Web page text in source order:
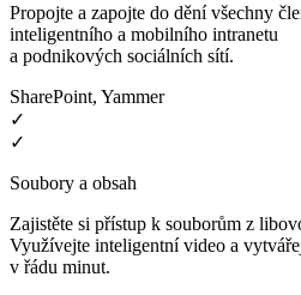
Propojte a zapojte do dění všechny
inteligentního a mobilního intranetu
a podnikových sociálních sítí.
SharePoint, Yammer
✓
✓
Soubory a obsah
Zajistěte si přístup k souborům z
Využívejte inteligentní video a
v řádu minut.